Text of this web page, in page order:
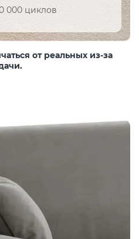
000 циклов
от реальных из-за